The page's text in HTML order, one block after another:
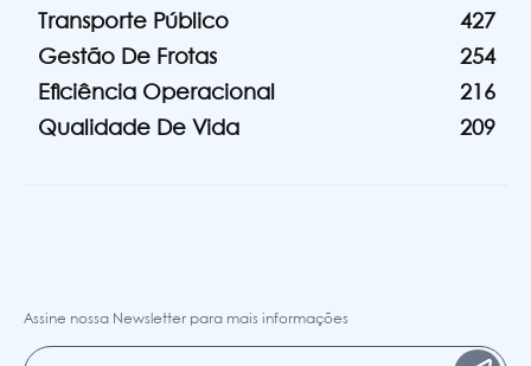
Transporte Público
427
Gestão De Frotas
254
Eficiência Operacional
216
Qualidade De Vida
209
Assine nossa Newsletter para mais informações